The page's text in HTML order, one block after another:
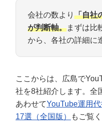
飲食・食品（広島
採用（中四国の人
失敗しない
YouTube運用代
外注すべき理由
依頼形態は「フル運
会社の数より 「自社
が判断軸。まずは比
から、各社の詳細に
ここからは、広島で
社を8社紹介します。全
あわせてYouTube運用
17選（全国版）
もご覧